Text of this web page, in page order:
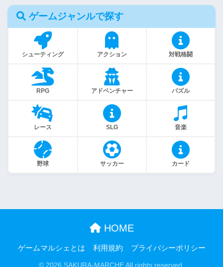
ゲームジャンルで探す
シューティング アクション 対戦格闘
RPG アドベンチャー パズル
レース SLG 音楽
野球 サッカー カード
HOME
ゲームマルシェとは 利用規約 プライバシーポリシー
© 2026 SAKURA-MARCHE All rights reserved.